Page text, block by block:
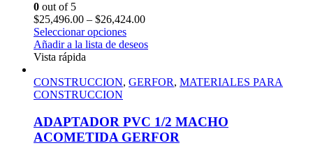
0 out of 5
$25,496.00 – $26,424.00
Seleccionar opciones
Añadir a la lista de deseos
Vista rápida
CONSTRUCCION, GERFOR, MATERIALES PARA
CONSTRUCCION
ADAPTADOR PVC 1/2 MACHO
ACOMETIDA GERFOR